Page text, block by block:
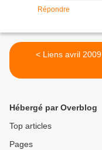
Répondre
< Liens avril 2009
Hébergé par Overblog
Top articles
Pages